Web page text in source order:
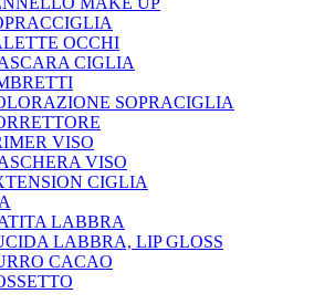
OCCHI
CIGLIA
SOPRACIGLIA
VISO
VISO
CIGLIA
LABBRA
LABBRA, LIP GLOSS
CACAO